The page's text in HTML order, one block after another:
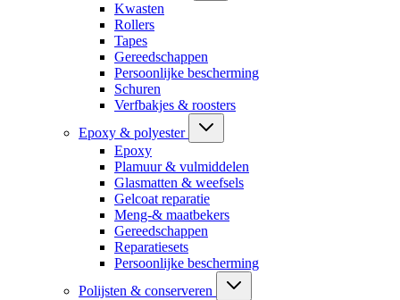
Kwasten
Rollers
Tapes
Gereedschappen
Persoonlijke bescherming
Schuren
Verfbakjes & roosters
Epoxy & polyester
Epoxy
Plamuur & vulmiddelen
Glasmatten & weefsels
Gelcoat reparatie
Meng-& maatbekers
Gereedschappen
Reparatiesets
Persoonlijke bescherming
Polijsten & conserveren